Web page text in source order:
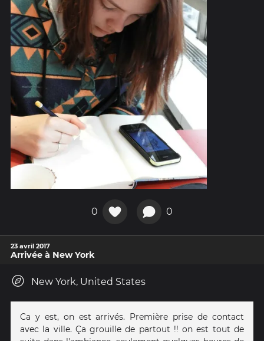
0 0
23 avril 2017
Arrivée à New York
New York, United States
Ca y est, on est arrivés. Première prise de contact
avec la ville. Ça grouille de partout !! on est tout de